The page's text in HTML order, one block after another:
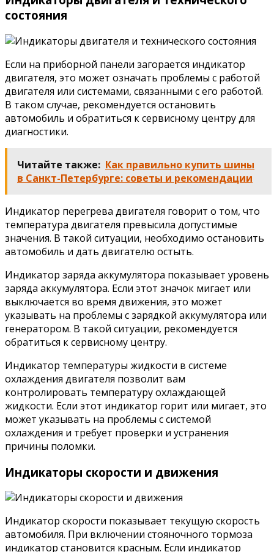
состояния
Если на приборной панели загорается индикатор
двигателя, это может означать проблемы с работой
двигателя или системами, связанными с его работой.
В таком случае, рекомендуется остановить
автомобиль и обратиться к сервисному центру для
диагностики.
Читайте также: Как правильно купить шины
в Санкт-Петербурге: советы и рекомендации
Индикатор перегрева двигателя говорит о том, что
температура двигателя превысила допустимые
значения. В такой ситуации, необходимо остановить
автомобиль и дать двигателю остыть.
Индикатор заряда аккумулятора показывает уровень
заряда аккумулятора. Если этот значок мигает или
выключается во время движения, это может
указывать на проблемы с зарядкой аккумулятора или
генератором. В такой ситуации, рекомендуется
обратиться к сервисному центру.
Индикатор температуры жидкости в системе
охлаждения двигателя позволит вам
контролировать температуру охлаждающей
жидкости. Если этот индикатор горит или мигает, это
может указывать на проблемы с системой
охлаждения и требует проверки и устранения
причины поломки.
Индикаторы скорости и движения
Индикатор скорости показывает текущую скорость
автомобиля. При включении стояночного тормоза
индикатор становится красным. Если индикатор